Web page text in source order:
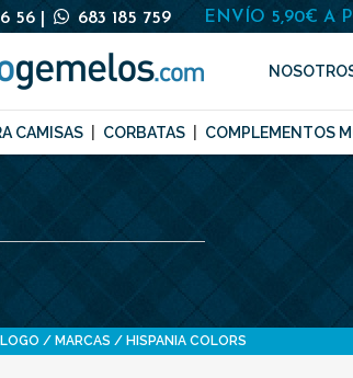
56 683 185 759 ENVÍO 5,90€ A
CAMISAS CORBATAS COMPLEMENTOS
MARCAS HISPANIA COLORS